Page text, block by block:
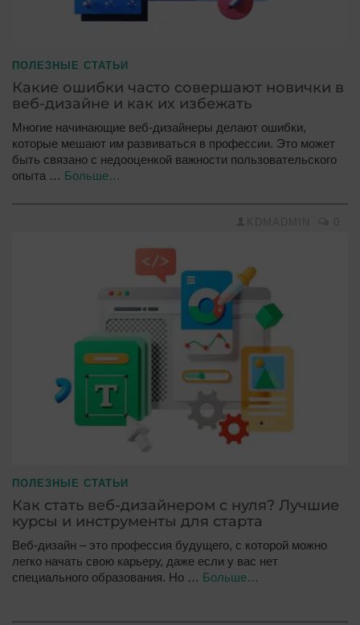
ПОЛЕЗНЫЕ СТАТЬИ
Какие ошибки часто совершают новички в
веб-дизайне и как их избежать
Многие начинающие веб-дизайнеры делают ошибки,
которые мешают им развиваться в профессии. Это может
быть связано с недооценкой важности пользовательского
опыта … Больше…
ПОЛЕЗНЫЕ СТАТЬИ
Как стать веб-дизайнером с нуля? Лучшие
курсы и инструменты для старта
Веб-дизайн – это профессия будущего, с которой можно
легко начать свою карьеру, даже если у вас нет
специального образования. Но … Больше…